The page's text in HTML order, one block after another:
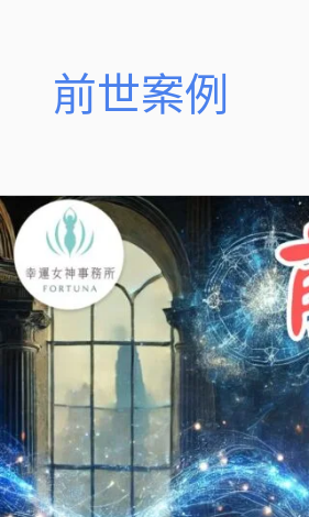
前世案例
她
前
世
回
來
自
老